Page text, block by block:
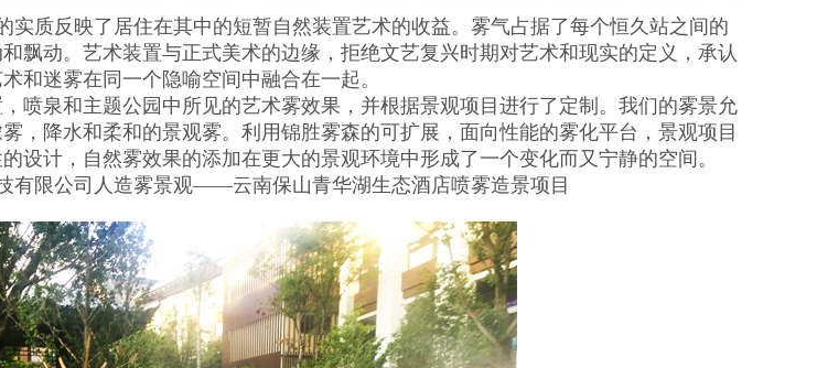
实质反映了居住在其中的短暂自然装置艺术的收益。雾气占据了每个恒久站之间的
飘动。艺术装置与正式美术的边缘，拒绝文艺复兴时期对艺术和现实的定义，承认
和迷雾在同一个隐喻空间中融合在一起。
喷泉和主题公园中所见的艺术雾效果，并根据景观项目进行了定制。我们的雾景允
，降水和柔和的景观雾。利用锦胜雾森的可扩展，面向性能的雾化平台，景观项目
设计，自然雾效果的添加在更大的景观环境中形成了一个变化而又宁静的空间。
有限公司人造雾景观——云南保山青华湖生态酒店喷雾造景项目